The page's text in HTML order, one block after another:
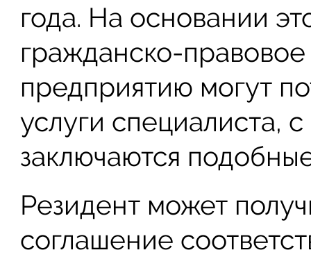
года. На основании
гражданско-
предприятию могут
услуги специалиста,
заключаются
Резидент может
соглашение